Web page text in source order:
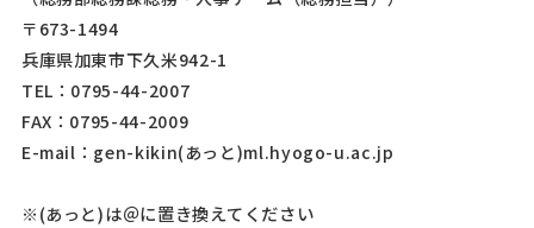
〒673-1494
兵庫県加東市下久米942-1
TEL：0795-44-2007
FAX：0795-44-2009
E-mail：gen-kikin(あっと)ml.hyogo-u.ac.jp
※(あっと)は＠に置き換えてください